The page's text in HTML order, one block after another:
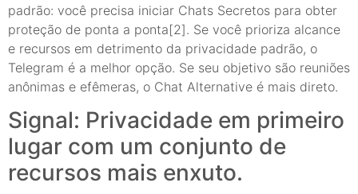
padrão: você precisa iniciar Chats Secretos para obter
proteção de ponta a ponta[2]. Se você prioriza alcance
e recursos em detrimento da privacidade padrão, o
Telegram é a melhor opção. Se seu objetivo são reuniões
anônimas e efêmeras, o Chat Alternative é mais direto.
Signal: Privacidade em primeiro
lugar com um conjunto de
recursos mais enxuto.